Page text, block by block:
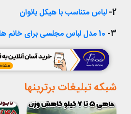
2- لباس متناسب با هیکل بانوان
3- 10 مدل لباس مجلسی برای خانم های خوشتیپ
شبکه تبلیغات برترینها